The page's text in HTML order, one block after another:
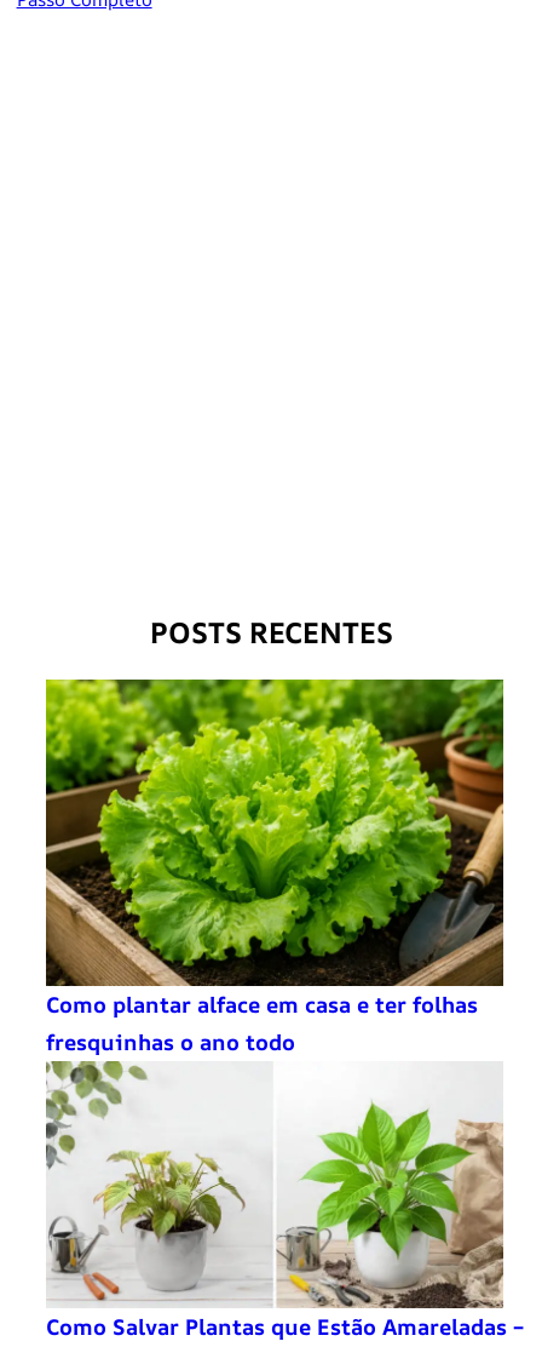
POSTS RECENTES
Como plantar alface em casa e ter folhas
fresquinhas o ano todo
Como Salvar Plantas que Estão Amareladas –